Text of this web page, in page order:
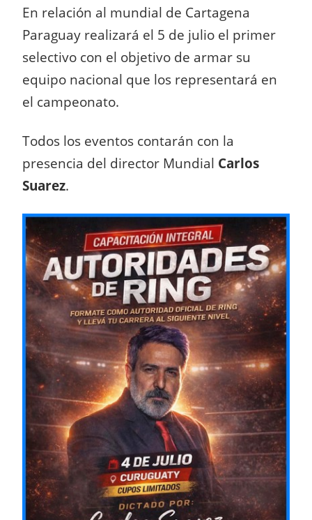
En relación al mundial de Cartagena
Paraguay realizará el 5 de julio el primer
selectivo con el objetivo de armar su
equipo nacional que los representará en
el campeonato.
Todos los eventos contarán con la
presencia del director Mundial Carlos
Suarez.